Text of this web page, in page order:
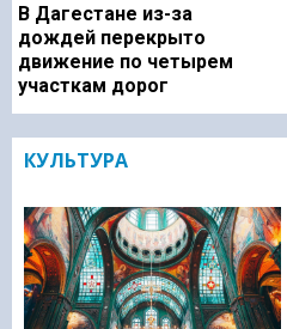
В Дагестане из-за
дождей перекрыто
движение по четырем
участкам дорог
КУЛЬТУРА